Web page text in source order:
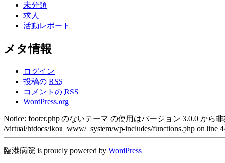
未分類
求人
活動レポート
メタ情報
ログイン
投稿の RSS
コメントの RSS
WordPress.org
Notice: footer.php のないテーマ の使用はバージョン 3.0.0 から非
/virtual/htdocs/ikou_www/_system/wp-includes/functions.php on line
臨港病院 is proudly powered by WordPress